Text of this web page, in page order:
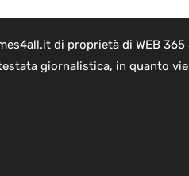
di proprietà di WEB 365
giornalistica, in quanto